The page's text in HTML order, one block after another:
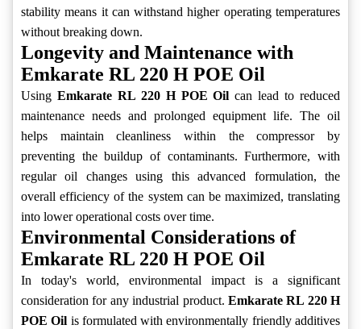
stability means it can withstand higher operating temperatures
without breaking down.
Longevity and Maintenance with
Emkarate RL 220 H POE Oil
Using Emkarate RL 220 H POE Oil can lead to reduced
maintenance needs and prolonged equipment life. The oil
helps maintain cleanliness within the compressor by
preventing the buildup of contaminants. Furthermore, with
regular oil changes using this advanced formulation, the
overall efficiency of the system can be maximized, translating
into lower operational costs over time.
Environmental Considerations of
Emkarate RL 220 H POE Oil
In today's world, environmental impact is a significant
consideration for any industrial product. Emkarate RL 220 H
POE Oil is formulated with environmentally friendly additives